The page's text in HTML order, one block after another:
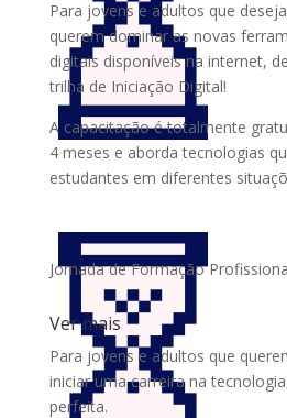
Para jovens e adultos que
querem dominar as novas
digitais disponíveis na internet,
trilha de Iniciação Digital!
A capacitação é totalmente
4 meses e aborda tecnologias
estudantes em diferentes
Jornada de Formação
Ver mais
Para jovens e adultos que
iniciar uma carreira na
perfeita.